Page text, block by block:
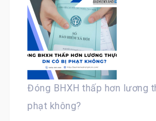
Đóng BHXH thấp hơn lương
phạt không?